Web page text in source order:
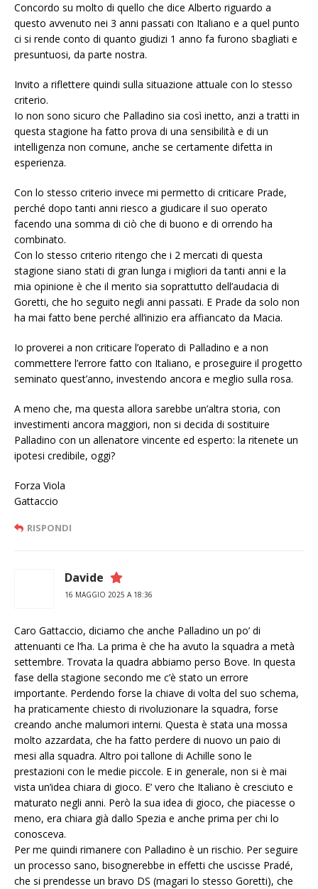
Concordo su molto di quello che dice Alberto riguardo a
questo avvenuto nei 3 anni passati con Italiano e a quel punto
ci si rende conto di quanto giudizi 1 anno fa furono sbagliati e
presuntuosi, da parte nostra.
Invito a riflettere quindi sulla situazione attuale con lo stesso
criterio.
Io non sono sicuro che Palladino sia così inetto, anzi a tratti in
questa stagione ha fatto prova di una sensibilità e di un
intelligenza non comune, anche se certamente difetta in
esperienza.
Con lo stesso criterio invece mi permetto di criticare Prade,
perché dopo tanti anni riesco a giudicare il suo operato
facendo una somma di ciò che di buono e di orrendo ha
combinato.
Con lo stesso criterio ritengo che i 2 mercati di questa
stagione siano stati di gran lunga i migliori da tanti anni e la
mia opinione è che il merito sia soprattutto dell’audacia di
Goretti, che ho seguito negli anni passati. E Prade da solo non
ha mai fatto bene perché all’inizio era affiancato da Macia.
Io proverei a non criticare l’operato di Palladino e a non
commettere l’errore fatto con Italiano, e proseguire il progetto
seminato quest’anno, investendo ancora e meglio sulla rosa.
A meno che, ma questa allora sarebbe un’altra storia, con
investimenti ancora maggiori, non si decida di sostituire
Palladino con un allenatore vincente ed esperto: la ritenete un
ipotesi credibile, oggi?
Forza Viola
Gattaccio
RISPONDI
Davide
16 MAGGIO 2025 A 18:36
Caro Gattaccio, diciamo che anche Palladino un po’ di
attenuanti ce l’ha. La prima è che ha avuto la squadra a metà
settembre. Trovata la quadra abbiamo perso Bove. In questa
fase della stagione secondo me c’è stato un errore
importante. Perdendo forse la chiave di volta del suo schema,
ha praticamente chiesto di rivoluzionare la squadra, forse
creando anche malumori interni. Questa è stata una mossa
molto azzardata, che ha fatto perdere di nuovo un paio di
mesi alla squadra. Altro poi tallone di Achille sono le
prestazioni con le medie piccole. E in generale, non si è mai
vista un’idea chiara di gioco. E’ vero che Italiano è cresciuto e
maturato negli anni. Però la sua idea di gioco, che piacesse o
meno, era chiara già dallo Spezia e anche prima per chi lo
conosceva.
Per me quindi rimanere con Palladino è un rischio. Per seguire
un processo sano, bisognerebbe in effetti che uscisse Pradé,
che si prendesse un bravo DS (magari lo stesso Goretti), che